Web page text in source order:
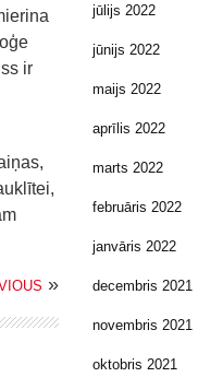
ir
»
jūlijs 2022
jūnijs 2022
maijs 2022
aprīlis 2022
marts 2022
februāris 2022
janvāris 2022
decembris 2021
novembris 2021
oktobris 2021